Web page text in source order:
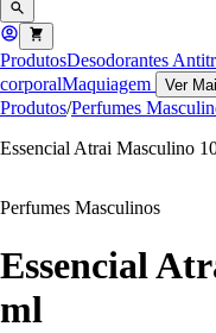
ProdutosDesodorantes
corporalMaquiagem Ver
Produtos/Perfumes
Essencial Atrai Masculino
Perfumes Masculinos
Essencial
ml